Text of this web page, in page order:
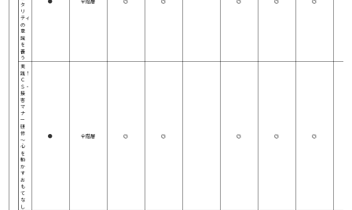
タ
リ
ティ
の
意
識
を
養
う
実
践！
Ｃ
Ｓ・
接
客
マ
ナ
ー
研
修
～
心
を
動
か
す
お
も
て
な
し
● 全階層 ◎ ◎ ◎ ◎ ◎